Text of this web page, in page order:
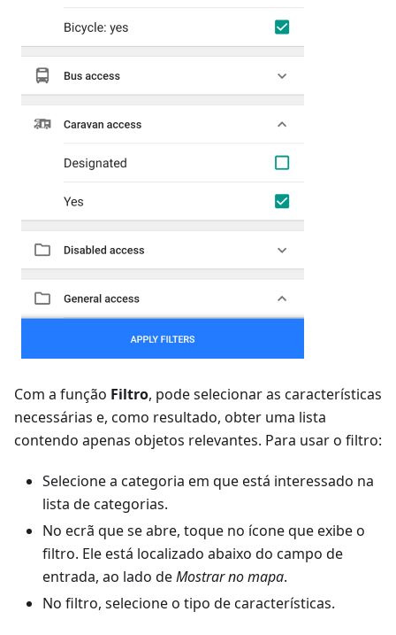
Com a função Filtro, pode selecionar as características
necessárias e, como resultado, obter uma lista
contendo apenas objetos relevantes. Para usar o filtro:
Selecione a categoria em que está interessado na
lista de categorias.
No ecrã que se abre, toque no ícone que exibe o
filtro. Ele está localizado abaixo do campo de
entrada, ao lado deMostrar no mapa.
No filtro, selecione o tipo de características.